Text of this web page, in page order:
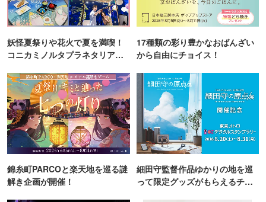
妖怪夏祭りや花火で夏を満喫！
コニカミノルタプラネタリア
17種類の彩り豊かなおばんざい
から自由にチョイス！
錦糸町PARCOと楽天地を巡る謎
解き企画が開催！
細田守監督作品ゆかりの地を巡
って限定グッズがもらえるチャ